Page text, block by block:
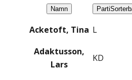
Namn Parti
Acketoft, Tina L
Adaktusson,
Lars
KD